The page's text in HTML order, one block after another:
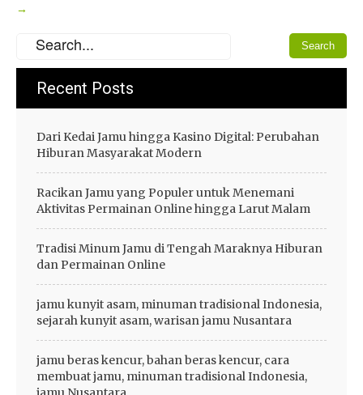
→
Recent Posts
Dari Kedai Jamu hingga Kasino Digital: Perubahan
Hiburan Masyarakat Modern
Racikan Jamu yang Populer untuk Menemani
Aktivitas Permainan Online hingga Larut Malam
Tradisi Minum Jamu di Tengah Maraknya Hiburan
dan Permainan Online
jamu kunyit asam, minuman tradisional Indonesia,
sejarah kunyit asam, warisan jamu Nusantara
jamu beras kencur, bahan beras kencur, cara
membuat jamu, minuman tradisional Indonesia,